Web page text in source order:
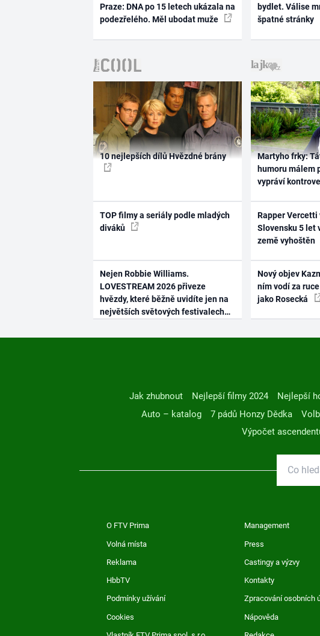
Praze: DNA po 15 letech ukázala na
podezřelého. Měl ubodat muže
bydlet. Válise
špatné stránky
10 nejlepších dílů Hvězdné brány
TOP filmy a seriály podle mladých
diváků
Nejen Robbie Williams.
LOVESTREAM 2026 přiveze
hvězdy, které běžně uvidíte jen na
největších světových festivalech
Martyho frky:
humoru málem
vypráví
Rapper Vercetti
Slovensku 5 let
země vyhoštěn
Nový objev
ním vodí za
jako Rosecká
Jak zhubnout Nejlepší filmy 2024 Nejlepší
Auto – katalog
7 pádů Honzy Dědka
Výpočet
O FTV Prima Management
Volná místa Press
Reklama Castingy a výzvy
HbbTV Kontakty
Podmínky užívání Zpracování osobních
Cookies Nápověda